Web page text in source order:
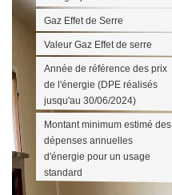
Gaz Effet de Serre
Valeur Gaz Effet de serre
Année de référence des prix
de l'énergie (DPE réalisés
jusqu'au 30/06/2024)
Montant minimum estimé des
dépenses annuelles
d'énergie pour un usage
standard